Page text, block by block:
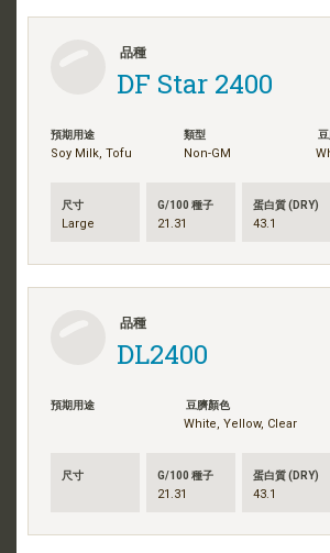
品種
DF Star 2400
預期用途
Soy Milk, Tofu
類型
Non-GM
尺寸
Large
G/100 種子
21.31
蛋白質 (DRY)
43.1
品種
DL2400
預期用途 豆臍顏色
White, Yellow, Clear
尺寸 G/100 種子
21.31
蛋白質 (DRY)
43.1